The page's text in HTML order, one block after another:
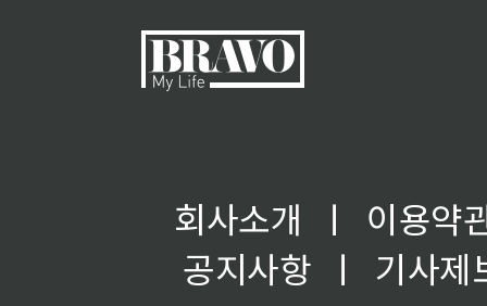
회사소개 ㅣ
이용약
공지사항
ㅣ
기사제